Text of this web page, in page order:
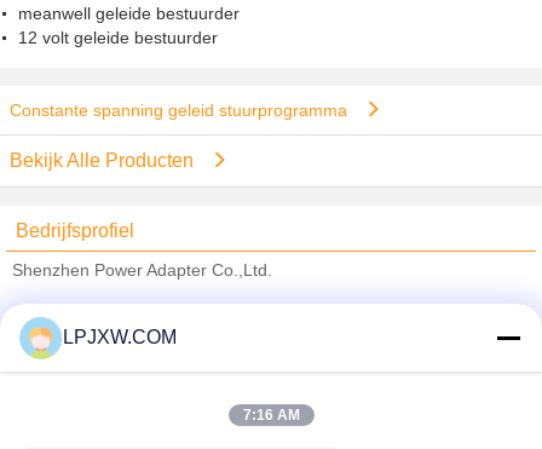
meanwell geleide bestuurder
12 volt geleide bestuurder
Constante spanning geleid stuurprogramma
Bekijk Alle Producten
Bedrijfsprofiel
Shenzhen Power Adapter Co.,Ltd.
Trust Seal
Verified Suplier
LPJXW.COM
7:16 AM